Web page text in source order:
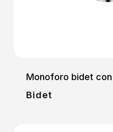
Monoforo bidet
Bidet